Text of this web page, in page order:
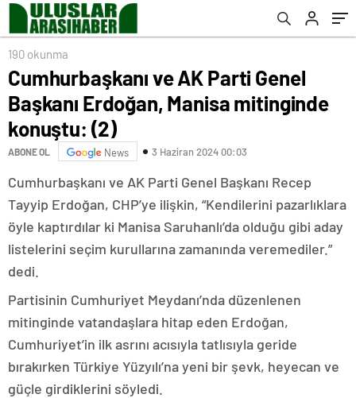
190 okunma
Cumhurbaşkanı ve AK Parti Genel
Başkanı Erdoğan, Manisa mitinginde
konuştu: (2)
ABONE OL News 3 Haziran 2024 00:03
Cumhurbaşkanı ve AK Parti Genel Başkanı Recep
Tayyip Erdoğan, CHP’ye ilişkin, “Kendilerini pazarlıklara
öyle kaptırdılar ki Manisa Saruhanlı’da olduğu gibi aday
listelerini seçim kurullarına zamanında veremediler.”
dedi.
Partisinin Cumhuriyet Meydanı’nda düzenlenen
mitinginde vatandaşlara hitap eden Erdoğan,
Cumhuriyet’in ilk asrını acısıyla tatlısıyla geride
bırakırken Türkiye Yüzyılı’na yeni bir şevk, heyecan ve
güçle girdiklerini söyledi.